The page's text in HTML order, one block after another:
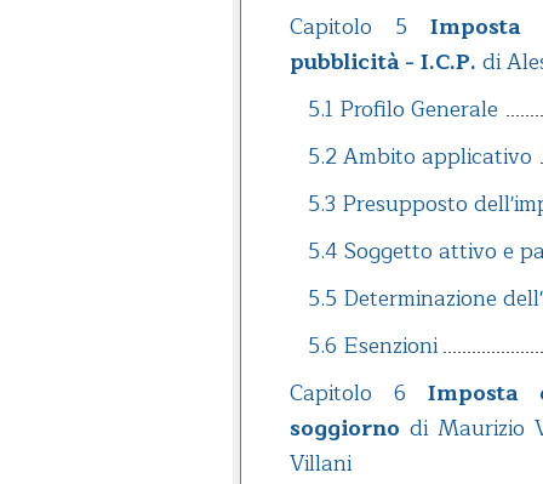
Capitolo 5Imposta
pubblicità - I.C.P. di
5.1 Profilo Generale
5.2 Ambito applicativo
5.3 Presupposto
5.4 Soggetto attivo e
5.5 Determinazione
5.6 Esenzioni
Capitolo 6
soggiorno di Maurizio
Villani